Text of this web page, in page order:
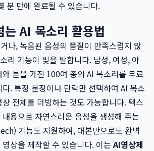
분 만에 완료될 수 있습니다.
AI 목소리 활용법
나, 녹음된 음성의 품질이 만족스럽지 않
리 기능이 빛을 발합니다. 남성, 여성, 아
톤을 가진 100여 종의 AI 목소리를 무료
. 특정 문장이나 단락만 선택하여 AI 목소
전체를 더빙하는 것도 가능합니다. 텍스
용으로 자연스러운 음성을 생성해 주는
기능도 지원하여, 대본만으로도 완벽
영상을 제작할 수 있습니다. 이는AI영상제